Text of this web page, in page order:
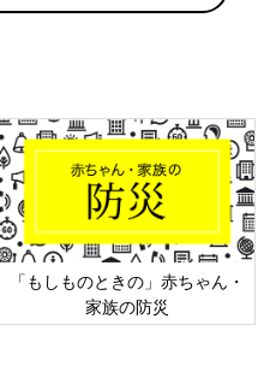
日本外来小児科学会リーフレッ
ト検討会